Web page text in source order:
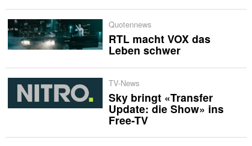
Quotennews
RTL macht VOX das
Leben schwer
TV-News
Sky bringt «Transfer
Update: die Show» ins
Free-TV